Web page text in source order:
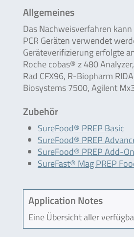
Allgemeines
Das Nachweisverfahren
PCR Geräten verwendet
Geräteverifizierung erfolgte
Roche cobas® z 480
Rad CFX96, R-Biopharm
Biosystems 7500, Agilent
Zubehör
SureFood® PREP Basic
SureFood® PREP
SureFood® PREP Add-On
SureFast® Mag PREP
Application Notes
Eine Übersicht aller